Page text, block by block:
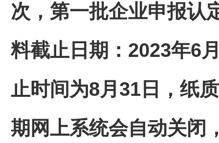
次，第一批企业申报认
料截止日期：2023年6
止时间为8月31日，纸
期网上系统会自动关闭